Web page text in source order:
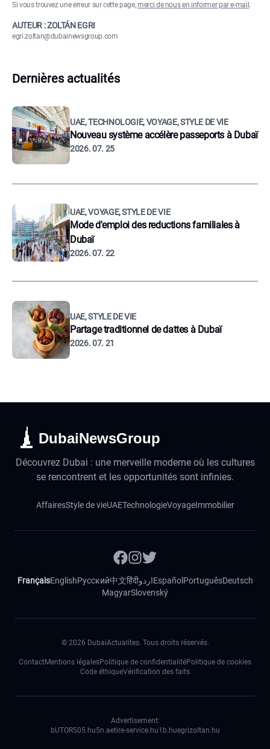
Si vous trouvez une erreur sur cette page,merci de nous en informer par e-mail .
AUTEUR : ZOLTÁN EGRI
egri.zoltan@dubainewsgroup.com
Dernières actualités
UAE, TECHNOLOGIE, VOYAGE, STYLE DE VIE
Nouveau système accélère passeports à Dubaï
2026. 07. 25
UAE, VOYAGE, STYLE DE VIE
Mode d'emploi des reductions familiales à
Dubaï
2026. 07. 22
UAE, STYLE DE VIE
Partage traditionnel de dattes à Dubaï
2026. 07. 21
DubaiNewsGroup
Découvrez Dubai : une merveille moderne où les cultures
se rencontrent et les opportunités sont infinies.
AffairesStyle de vieUAETechnologieVoyageImmobilier
FrançaisEnglishРусский中文हिंदीاردوEspañol PortuguêsDeutsch
MagyarSlovenský
© 2026 DubaiActualites. Tous droits réservés.
ContactMentions légalesPolitique de confidentialitéPolitique de cookies
Code éthiqueVérification des faits
Advertisement:
bUTOR505.hu5n.aetire-service.hu1b.huegrizoltan.hu